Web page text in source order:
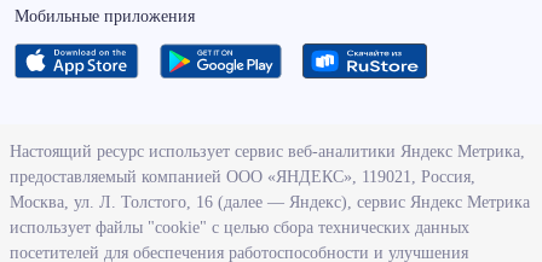
Мобильные приложения
О ведомстве
Деятельность министерства труда и социального развития
Новосибирской области
Контрольно-надзорная деятельность министерства
Настоящий ресурс использует сервис веб-аналитики Яндекс Метрика,
предоставляемый компанией ООО «ЯНДЕКС», 119021, Россия,
Москва, ул. Л. Толстого, 16 (далее — Яндекс), сервис Яндекс Метрика
использует файлы "cookie" с целью сбора технических данных
посетителей для обеспечения работоспособности и улучшения